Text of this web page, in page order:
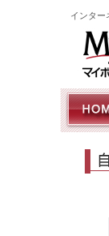
インター